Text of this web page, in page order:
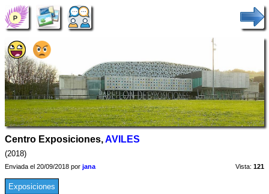
Centro Exposiciones,AVILES
(2018)
Enviada el 20/09/2018 por jana Vista: 121
Exposiciones